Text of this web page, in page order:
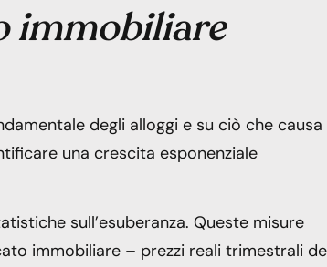
immobiliare
degli alloggi e su ciò che causa
una crescita esponenziale
sull’esuberanza. Queste misure
immobiliare – prezzi reali trimestrali